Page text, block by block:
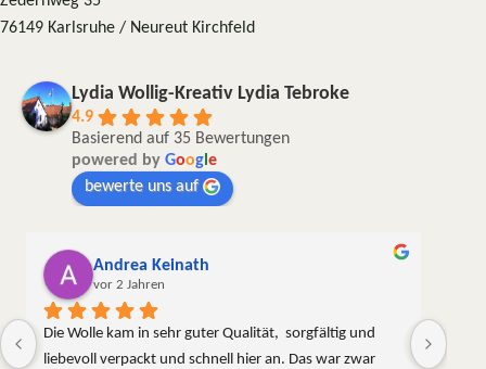
76149 Karlsruhe / Neureut Kirchfeld
Lydia Wollig-Kreativ Lydia Tebroke
4.9
Basierend auf 35 Bewertungen
powered by Goog e
bewerte uns auf
Andrea Keinath
vor 2 Jahren
Die Wolle kam in sehr guter Qualität,  sorgfältig und
liebevoll verpackt und schnell hier an. Das war zwar